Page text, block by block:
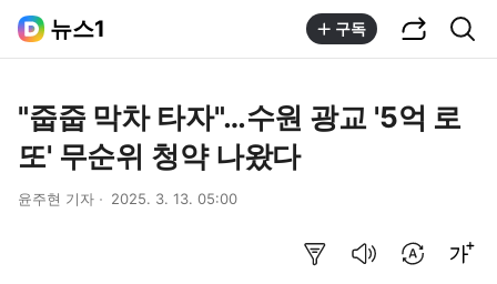
뉴스1 구독
"줍줍 막차 타자"…수원 광교 '5억 로
또' 무순위 청약 나왔다
윤주현 기자 2025. 3. 13. 05:00